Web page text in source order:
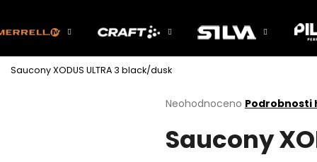
Saucony XODUS ULTRA 3 black/dusk
Průměrné
produktu
je
Neohodnoceno Podrobnosti
Saucony
Co potřebujete najít?
HLEDAT